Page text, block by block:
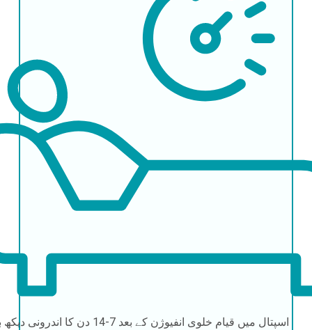
اسپتال میں قیام خلوی انفیوژن کے بعد 7-14 دن کا اندرونی دیکھ بھال